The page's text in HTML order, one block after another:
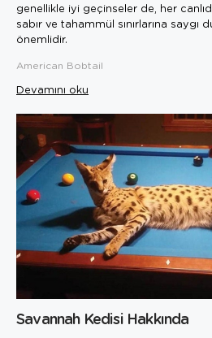
genellikle iyi geçinseler de, her
sabır ve tahammül sınırlarına saygı
önemlidir.
American Bobtail
Devamını oku
Savannah Kedisi Hakkında